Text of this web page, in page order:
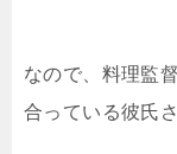
なので、料理監
合っている彼氏